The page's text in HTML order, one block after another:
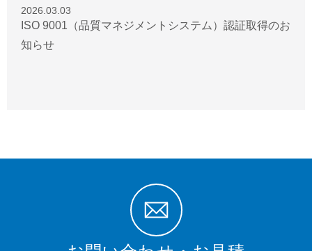
2026.03.03
ISO 9001（品質マネジメントシステム）認証取得のお
知らせ